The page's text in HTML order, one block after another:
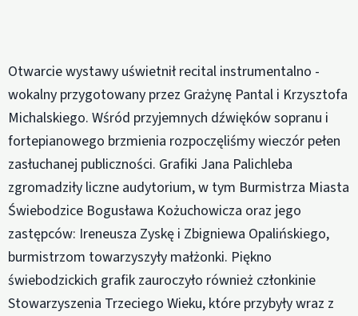
Otwarcie wystawy uświetnił recital instrumentalno -
wokalny przygotowany przez Grażynę Pantal i Krzysztofa
Michalskiego. Wśród przyjemnych dźwięków sopranu i
fortepianowego brzmienia rozpoczęliśmy wieczór pełen
zasłuchanej publiczności. Grafiki Jana Palichleba
zgromadziły liczne audytorium, w tym Burmistrza Miasta
Świebodzice Bogusława Kożuchowicza oraz jego
zastępców: Ireneusza Zyskę i Zbigniewa Opalińskiego,
burmistrzom towarzyszyły małżonki. Piękno
świebodzickich grafik zauroczyło również członkinie
Stowarzyszenia Trzeciego Wieku, które przybyły wraz z